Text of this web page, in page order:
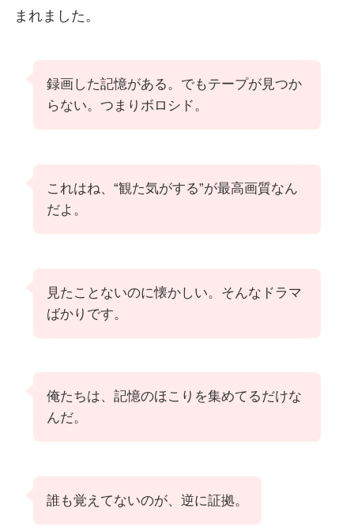
まれました。
録画した記憶がある。でもテープが見つか
らない。つまりボロシド。
これはね、“観た気がする”が最高画質なん
だよ。
見たことないのに懐かしい。そんなドラマ
ばかりです。
俺たちは、記憶のほこりを集めてるだけな
んだ。
誰も覚えてないのが、逆に証拠。